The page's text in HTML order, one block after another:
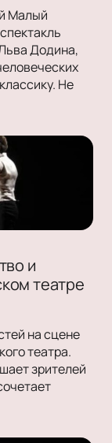
Малый
Додина,
Не
и
театре
на сцене
театра.
зрителей